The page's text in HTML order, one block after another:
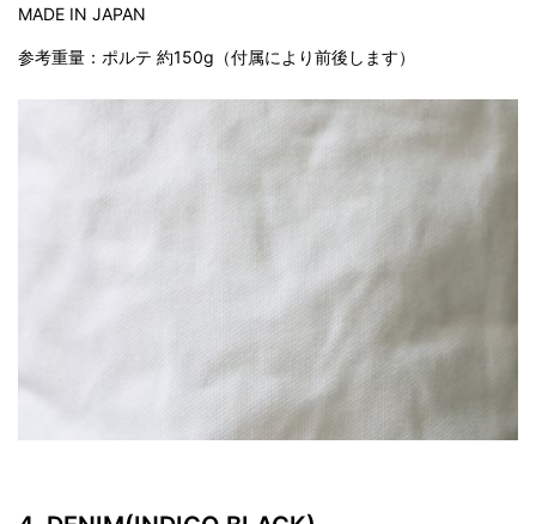
MADE IN JAPAN
参考重量：ポルテ 約150g（付属により前後します）